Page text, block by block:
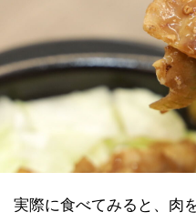
実際に食べてみると、肉